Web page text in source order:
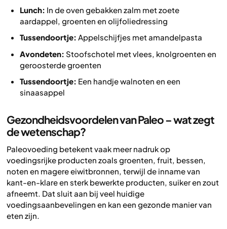
Lunch: In de oven gebakken zalm met zoete
aardappel, groenten en olijfoliedressing
Tussendoortje: Appelschijfjes met amandelpasta
Avondeten: Stoofschotel met vlees, knolgroenten en
geroosterde groenten
Tussendoortje: Een handje walnoten en een
sinaasappel
Gezondheidsvoordelen van Paleo – wat zegt
de wetenschap?
Paleovoeding betekent vaak meer nadruk op
voedingsrijke producten zoals groenten, fruit, bessen,
noten en magere eiwitbronnen, terwijl de inname van
kant-en-klare en sterk bewerkte producten, suiker en zout
afneemt. Dat sluit aan bij veel huidige
voedingsaanbevelingen en kan een gezonde manier van
eten zijn.